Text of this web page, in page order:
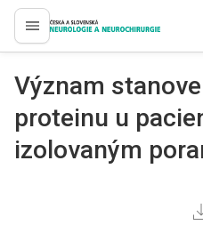
proLékaře.cz
Význam
proteinu u
izolovaným